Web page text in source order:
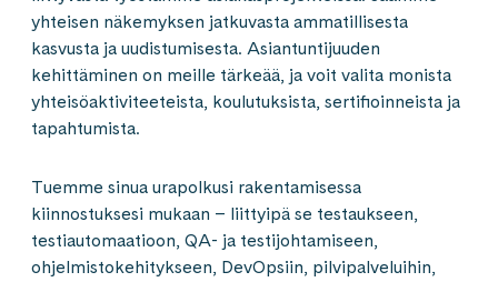
yhteisen näkemyksen jatkuvasta ammatillisesta
kasvusta ja uudistumisesta. Asiantuntijuuden
kehittäminen on meille tärkeää, ja voit valita monista
yhteisöaktiviteeteista, koulutuksista, sertifioinneista ja
tapahtumista.
Tuemme sinua urapolkusi rakentamisessa
kiinnostuksesi mukaan – liittyipä se testaukseen,
testiautomaatioon, QA- ja testijohtamiseen,
ohjelmistokehitykseen, DevOpsiin, pilvipalveluihin,